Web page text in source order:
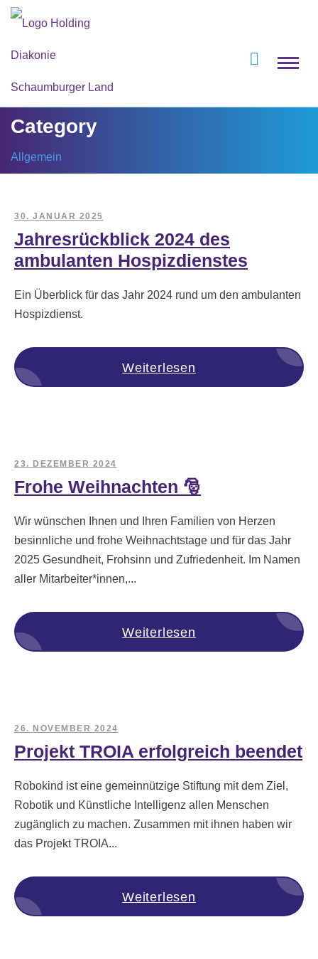
Category
Allgemein
30. JANUAR 2025
Jahresrückblick 2024 des
ambulanten Hospizdienstes
Ein Überblick für das Jahr 2024 rund um den ambulanten
Hospizdienst.
Weiterlesen
23. DEZEMBER 2024
Frohe Weihnachten 🎅
Wir wünschen Ihnen und Ihren Familien von Herzen
besinnliche und frohe Weihnachtstage und für das Jahr
2025 Gesundheit, Frohsinn und Zufriedenheit. Im Namen
aller Mitarbeiter*innen,...
Weiterlesen
26. NOVEMBER 2024
Projekt TROIA erfolgreich beendet
Robokind ist eine gemeinnützige Stiftung mit dem Ziel,
Robotik und Künstliche Intelligenz allen Menschen
zugänglich zu machen. Zusammen mit ihnen haben wir
das Projekt TROIA...
Weiterlesen